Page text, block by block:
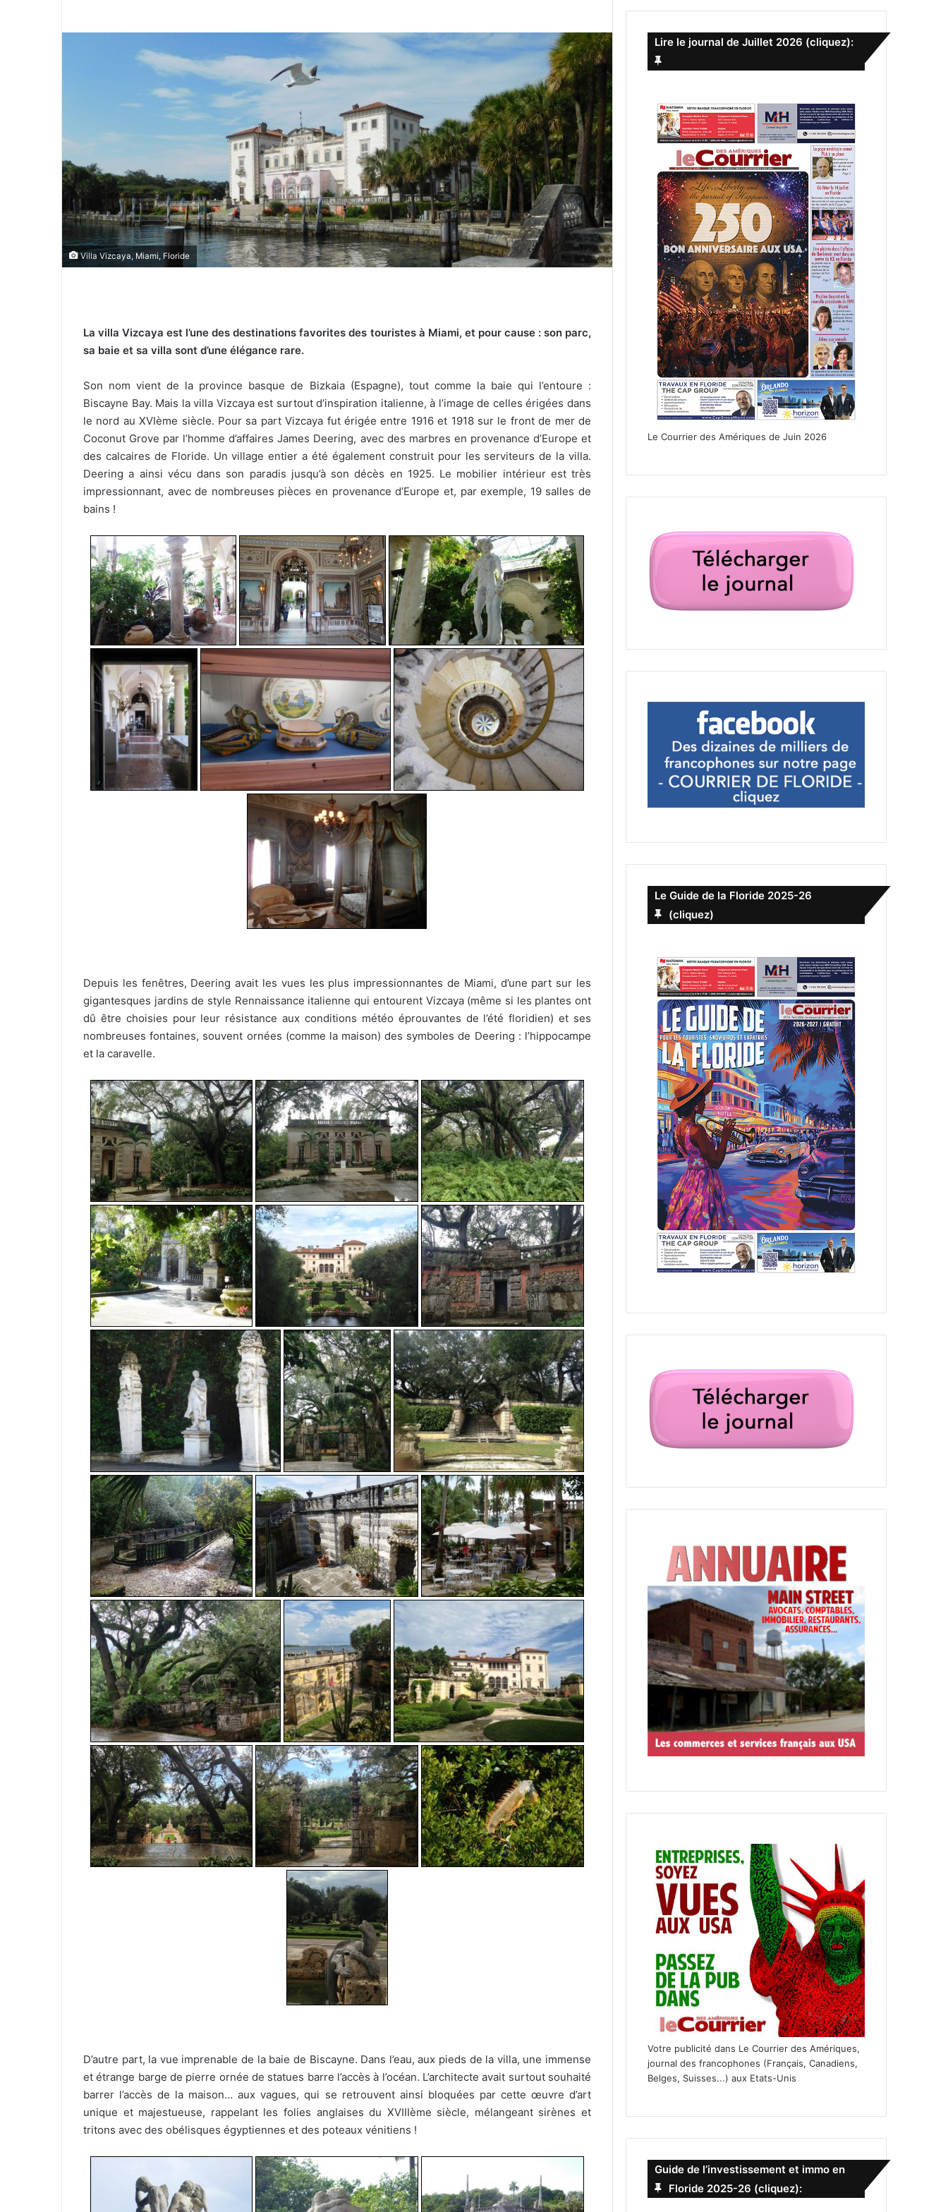
Villa Vizcaya, Miami, Floride
La villa Vizcaya est l’une des destinations favorites des touristes à Miami, et pour cause : son parc,
sa baie et sa villa sont d’une élégance rare.
Son nom vient de la province basque de Bizkaia (Espagne), tout comme la baie qui l’entoure :
Biscayne Bay. Mais la villa Vizcaya est surtout d’inspiration italienne, à l’image de celles érigées dans
le nord au XVIème siècle. Pour sa part Vizcaya fut érigée entre 1916 et 1918 sur le front de mer de
Coconut Grove par l’homme d’affaires James Deering, avec des marbres en provenance d’Europe et
des calcaires de Floride. Un village entier a été également construit pour les serviteurs de la villa.
Deering a ainsi vécu dans son paradis jusqu’à son décès en 1925. Le mobilier intérieur est très
impressionnant, avec de nombreuses pièces en provenance d’Europe et, par exemple, 19 salles de
bains !
Depuis les fenêtres, Deering avait les vues les plus impressionnantes de Miami, d’une part sur les
gigantesques jardins de style Rennaissance italienne qui entourent Vizcaya (même si les plantes ont
dû être choisies pour leur résistance aux conditions météo éprouvantes de l’été floridien) et ses
nombreuses fontaines, souvent ornées (comme la maison) des symboles de Deering : l’hippocampe
et la caravelle.
D’autre part, la vue imprenable de la baie de Biscayne. Dans l’eau, aux pieds de la villa, une immense
et étrange barge de pierre ornée de statues barre l’accès à l’océan. L’architecte avait surtout souhaité
barrer l’accès de la maison… aux vagues, qui se retrouvent ainsi bloquées par cette œuvre d’art
unique et majestueuse, rappelant les folies anglaises du XVIIIème siècle, mélangeant sirènes et
tritons avec des obélisques égyptiennes et des poteaux vénitiens !
c
h
:
Lire le journal de Juillet 2026 (cliquez):
Le Courrier des Amériques de Juin 2026
Le Guide de la Floride 2025-26
(cliquez)
Votre publicité dans Le Courrier des Amériques,
journal des francophones (Français, Canadiens,
Belges, Suisses...) aux Etats-Unis
Guide de l’investissement et immo en
Floride 2025-26 (cliquez):